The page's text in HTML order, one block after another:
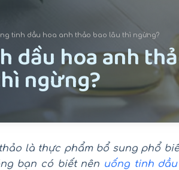
tinh dầu hoa anh thảo bao lâu thì ngừng?
dầu hoa anh
ngừng?
là thực phẩm bổ sung phổ
bạn có biết nên uống tinh